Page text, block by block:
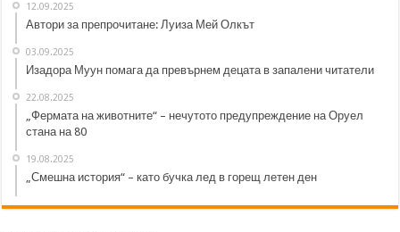
12.09.2025
Автори за препрочитане: Луиза Мей Олкът
03.09.2025
Изадора Муун помага да превърнем децата в запалени читатели
22.08.2025
„Фермата на животните“ – нечутото предупреждение на Оруел
стана на 80
19.08.2025
„Смешна история“ – като бучка лед в горещ летен ден